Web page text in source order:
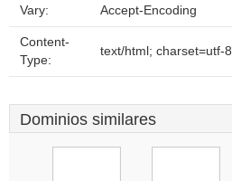
Vary: Accept-Encoding
Content-
Type:
text/html; charset=utf-8
Dominios similares